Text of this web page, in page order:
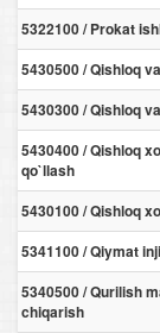
5322100 / Prokat
5430500 / Qishloq
5430300 / Qishloq
5430400 / Qishloq
qo`llash
5430100 / Qishloq
5341100 / Qiymat
5340500 / Qurilish
chiqarish